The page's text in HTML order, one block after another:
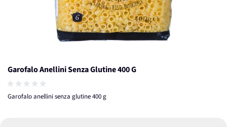
Garofalo Anellini Senza Glutine 400 G
Garofalo anellini senza glutine 400 g